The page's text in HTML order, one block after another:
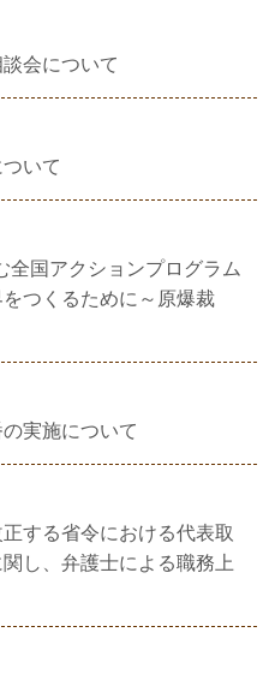
会について
いて
全国アクションプログラム
をつくるために～原爆裁
実施について
する省令における代表取
し、弁護士による職務上